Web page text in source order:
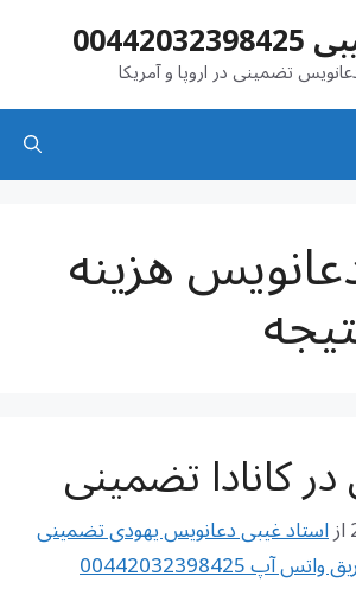
تضمینی در اروپا و آمریکا
هزینه
کانادا تضمینی
ازاستاد غیبی دعانویس یهودی تضمینی
00442032398425